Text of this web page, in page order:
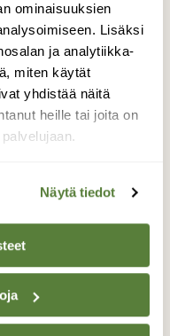
ominaisuuksien
Lisäksi
ja analytiikka-
miten käytät
yhdistää näitä
heille tai joita on
Näytä tiedot
kukkii
kukintansa
Savitaipale